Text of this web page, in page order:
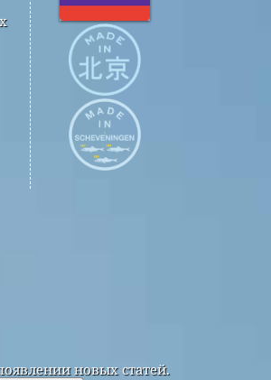
новых статей.